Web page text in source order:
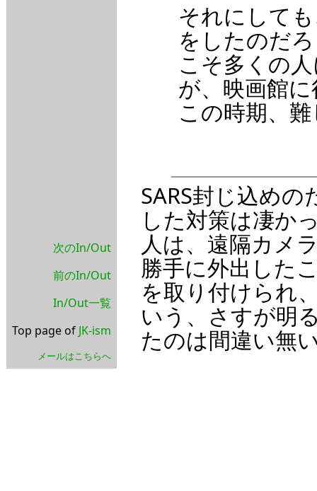
次のIn/Out
前のIn/Out
In/Out一覧
Top page of JK-ism
メールはこちらへ
それにして
をしたのだ
こそ多くの
が、映画館
この時期、
SARS封じ込め
した対策は凄か
人は、遠隔カメ
勝手に外出した
を取り付けられ
いう、さすが明
たのは間違い無